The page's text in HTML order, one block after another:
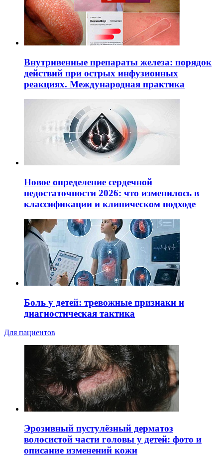
Внутривенные препараты железа: порядок
действий при острых инфузионных
реакциях. Международная практика
Новое определение сердечной
недостаточности 2026: что изменилось в
классификации и клиническом подходе
Боль у детей: тревожные признаки и
диагностическая тактика
Для пациентов
Эрозивный пустулёзный дерматоз
волосистой части головы у детей: фото и
описание изменений кожи